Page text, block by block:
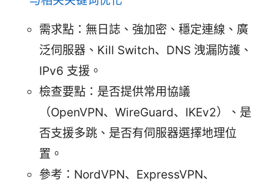
需求點：無日誌、強加密、穩定連線、廣
泛伺服器、Kill Switch、DNS 洩漏防護、
IPv6 支援。
檢查要點：是否提供常用協議
（OpenVPN、WireGuard、IKEv2）、是
否支援多跳、是否有伺服器選擇地理位
置。
參考：NordVPN、ExpressVPN、